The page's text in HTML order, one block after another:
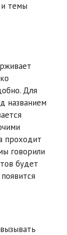
темы
Для
названием
проходит
говорили
будет